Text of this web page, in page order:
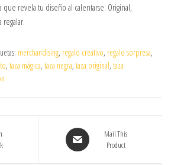
que revela tu diseño al calentarse. Original,
merchandising, regalo creativo, regalo sorpresa,
, taza mágica, taza negra, taza original, taza
Mail This
Product